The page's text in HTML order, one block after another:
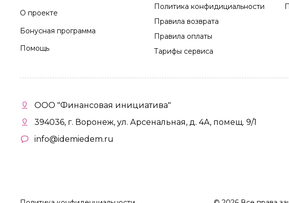
О проекте
Бонусная программа
Помощь
Политика конфидициальности
Правила возврата
Правила оплаты
Тарифы сервиса
ООО "Финансовая инициатива"
394036, г. Воронеж, ул. Арсенальная, д. 4А, помещ. 9/1
info@idemiedem.ru